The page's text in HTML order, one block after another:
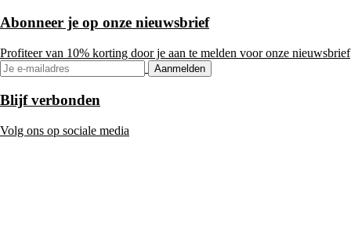
Abonneer je op onze nieuwsbrief
Profiteer van 10% korting door je aan te melden voor onze nieuwsbrief
Aanmelden
Blijf verbonden
Volg ons op sociale media